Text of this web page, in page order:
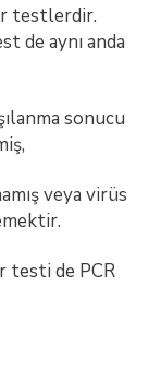
testlerdir.
de aynı anda
sonucu
veya virüs
de PCR